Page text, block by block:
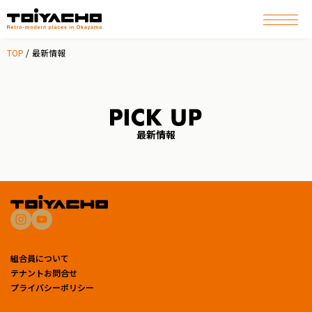
TOP 最新情報
最新情報
組合員について
テナントお問合せ
プライバシーポリシー